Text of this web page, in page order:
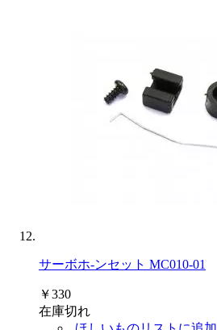
サーボホ-ンセット MC010-01
￥330
在庫切れ